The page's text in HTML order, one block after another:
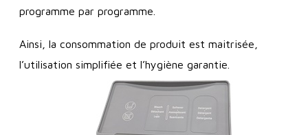
programme par programme.
Ainsi, la consommation de produit est maitrisée,
l’utilisation simplifiée et l’hygiène garantie.